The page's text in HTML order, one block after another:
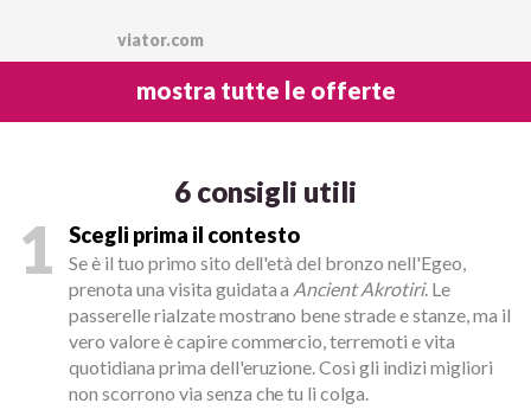
viator.com
mostra tutte le offerte
6 consigli utili
1 Scegli prima il contesto
Se è il tuo primo sito dell'età del bronzo nell'Egeo,
prenota una visita guidata a Ancient Akrotiri. Le
passerelle rialzate mostrano bene strade e stanze, ma il
vero valore è capire commercio, terremoti e vita
quotidiana prima dell'eruzione. Così gli indizi migliori
non scorrono via senza che tu li colga.